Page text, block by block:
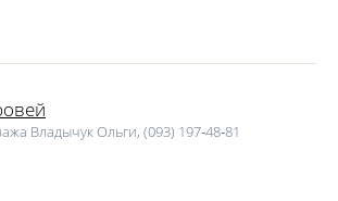
Владычук Ольги, (093) 197‑48‑81